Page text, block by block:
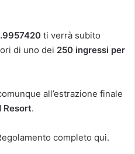
ti verrà subito
di uno dei 250 ingressi per
all’estrazione finale
Resort.
completo qui.